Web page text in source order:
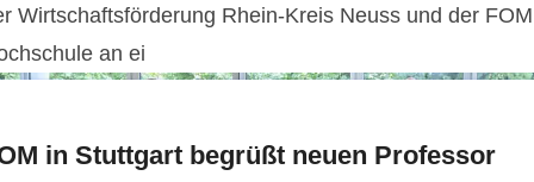
Wirtschaftsförderung Rhein-Kreis Neuss und der FOM
an ei
in Stuttgart begrüßt neuen Professor